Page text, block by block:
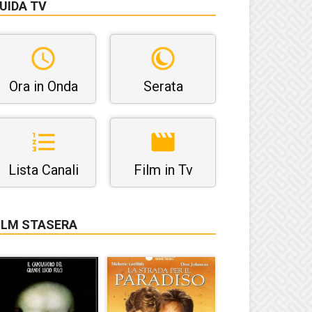
TV
Ora in Onda Serata
Lista Canali Film in Tv
STASERA